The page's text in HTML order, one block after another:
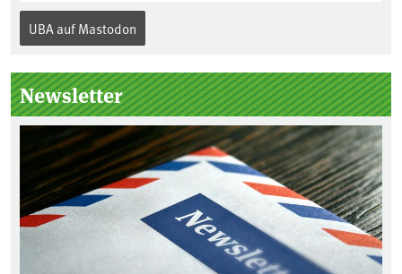
Internationalen Tag des Bodens, der
„Boden des Jahres“ vorgestellt. Das UBA
Kuratorium, wie wird der Boden des
Jahres ausgewählt und was passiert
eigentlich während eines solchen
Bodenjahres? Infos dazu gibt es im
aktuellen Podcast „Soilcast“. Jetzt
reinhören:
https://soilcast.de/interview/sc202-
interview-die-kuer-der-krume/
UBA auf Mastodon
Newsletter